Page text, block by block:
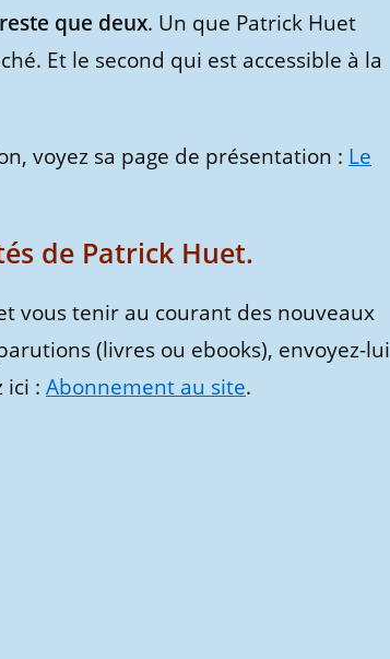
que deux. Un que Patrick Huet
Et le second qui est accessible à la
voyez sa page de présentation : Le
de Patrick Huet.
vous tenir au courant des nouveaux
(livres ou ebooks), envoyez-lui
ici : Abonnement au site.